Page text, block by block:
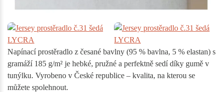
Napínací prostěradlo z česané bavlny (95 % bavlna, 5 % elastan) s
gramáží 185 g/m² je hebké, pružné a perfektně sedí díky gumě v
tunýlku. Vyrobeno v České republice – kvalita, na kterou se
můžete spolehnout.